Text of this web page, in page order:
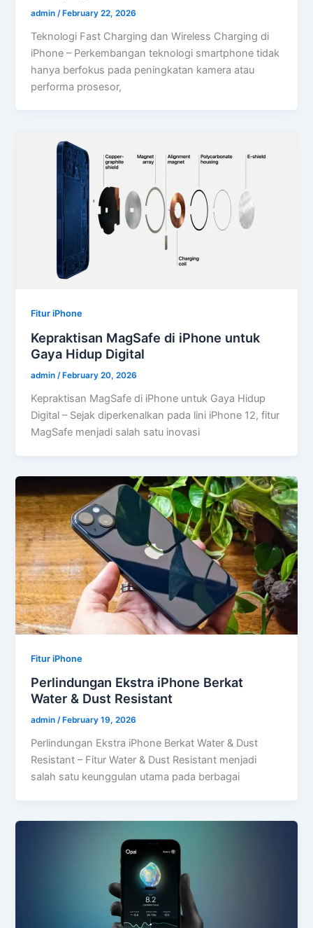
admin /February 22, 2026
Teknologi Fast Charging dan Wireless Charging di
iPhone – Perkembangan teknologi smartphone tidak
hanya berfokus pada peningkatan kamera atau
performa prosesor,
Fitur iPhone
Kepraktisan MagSafe di iPhone untuk
Gaya Hidup Digital
admin /February 20, 2026
Kepraktisan MagSafe di iPhone untuk Gaya Hidup
Digital – Sejak diperkenalkan pada lini iPhone 12, fitur
MagSafe menjadi salah satu inovasi
Fitur iPhone
Perlindungan Ekstra iPhone Berkat
Water & Dust Resistant
admin/ February 19, 2026
Perlindungan Ekstra iPhone Berkat Water & Dust
Resistant – Fitur Water & Dust Resistant menjadi
salah satu keunggulan utama pada berbagai